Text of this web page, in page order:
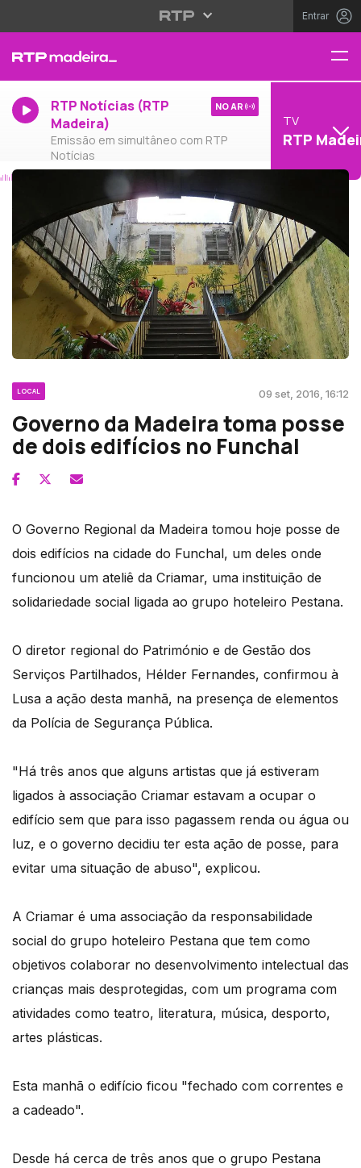
Entrar
RTP Notícias (RTP
Madeira)
Emissão em simultâneo com RTP
Notícias
NO AR
TV
RTP
LOCAL 09 set, 2016, 16:12
Governo da Madeira toma posse
de dois edifícios no Funchal
O Governo Regional da Madeira tomou hoje posse de
dois edifícios na cidade do Funchal, um deles onde
funcionou um ateliê da Criamar, uma instituição de
solidariedade social ligada ao grupo hoteleiro Pestana.
O diretor regional do Património e de Gestão dos
Serviços Partilhados, Hélder Fernandes, confirmou à
Lusa a ação desta manhã, na presença de elementos
da Polícia de Segurança Pública.
"Há três anos que alguns artistas que já estiveram
ligados à associação Criamar estavam a ocupar o
edifício sem que para isso pagassem renda ou água ou
luz, e o governo decidiu ter esta ação de posse, para
evitar uma situação de abuso", explicou.
A Criamar é uma associação da responsabilidade
social do grupo hoteleiro Pestana que tem como
objetivos colaborar no desenvolvimento intelectual das
crianças mais desprotegidas, com um programa com
atividades como teatro, literatura, música, desporto,
artes plásticas.
Esta manhã o edifício ficou "fechado com correntes e
a cadeado".
Desde há cerca de três anos que o grupo Pestana